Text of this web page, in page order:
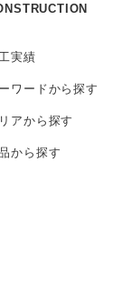
実績
ワードから探す
アから探す
から探す